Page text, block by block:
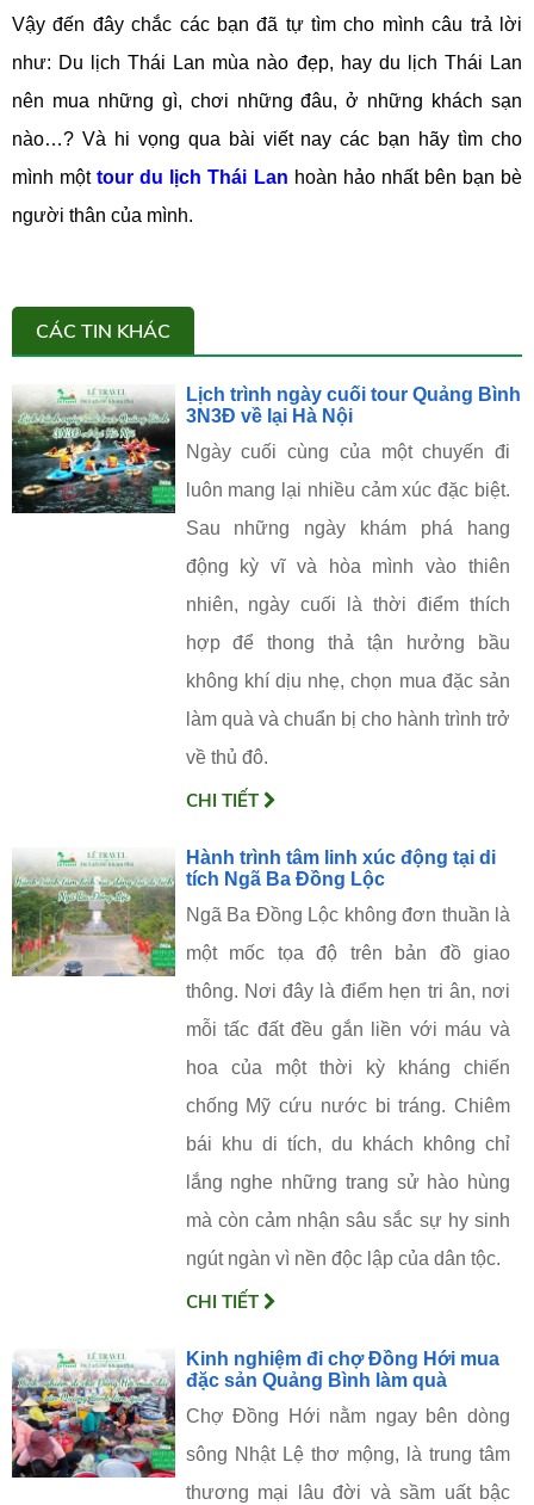
Vậy đến đây chắc các bạn đã tự tìm cho mình câu trả lời
như: Du lịch Thái Lan mùa nào đẹp, hay du lịch Thái Lan
nên mua những gì, chơi những đâu, ở những khách sạn
nào…? Và hi vọng qua bài viết nay các bạn hãy tìm cho
mình mộttour du lịch Thái Lan hoàn hảo nhất bên bạn bè
người thân của mình.
CÁC TIN KHÁC
Lịch trình ngày cuối tour Quảng Bình
3N3Đ về lại Hà Nội
Ngày cuối cùng của một chuyến đi
luôn mang lại nhiều cảm xúc đặc biệt.
Sau những ngày khám phá hang
động kỳ vĩ và hòa mình vào thiên
nhiên, ngày cuối là thời điểm thích
hợp để thong thả tận hưởng bầu
không khí dịu nhẹ, chọn mua đặc sản
làm quà và chuẩn bị cho hành trình trở
về thủ đô.
CHI TIẾT
Hành trình tâm linh xúc động tại di
tích Ngã Ba Đồng Lộc
Ngã Ba Đồng Lộc không đơn thuần là
một mốc tọa độ trên bản đồ giao
thông. Nơi đây là điểm hẹn tri ân, nơi
mỗi tấc đất đều gắn liền với máu và
hoa của một thời kỳ kháng chiến
chống Mỹ cứu nước bi tráng. Chiêm
bái khu di tích, du khách không chỉ
lắng nghe những trang sử hào hùng
mà còn cảm nhận sâu sắc sự hy sinh
ngút ngàn vì nền độc lập của dân tộc.
CHI TIẾT
Kinh nghiệm đi chợ Đồng Hới mua
đặc sản Quảng Bình làm quà
Chợ Đồng Hới nằm ngay bên dòng
sông Nhật Lệ thơ mộng, là trung tâm
thương mại lâu đời và sầm uất bậc